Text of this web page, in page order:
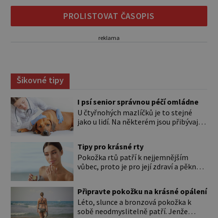
PROLISTOVAT ČASOPIS
reklama
Šikovné tipy
I psí senior správnou péčí omládne
U čtyřnohých mazlíčků je to stejné
jako u lidí. Na některém jsou přibývající
Přesto byste si měli staršího psa více
všímat, aby vám neunikly důležité
signály, že něco není v pořádku. Včasná
život. Hůře tráví U starších […]
Tipy pro krásné rty
Pokožka rtů patří k nejjemnějším
vůbec, proto je pro její zdraví a pěkný
ale také mnohem tenčí povrchovou
vrstvou než ostatní pleť a pokožka.
Nezvláčňují je žádné mazové žlázy,
Připravte pokožku na krásné opálení
Léto, slunce a bronzová pokožka k
sobě neodmyslitelně patří. Jenže